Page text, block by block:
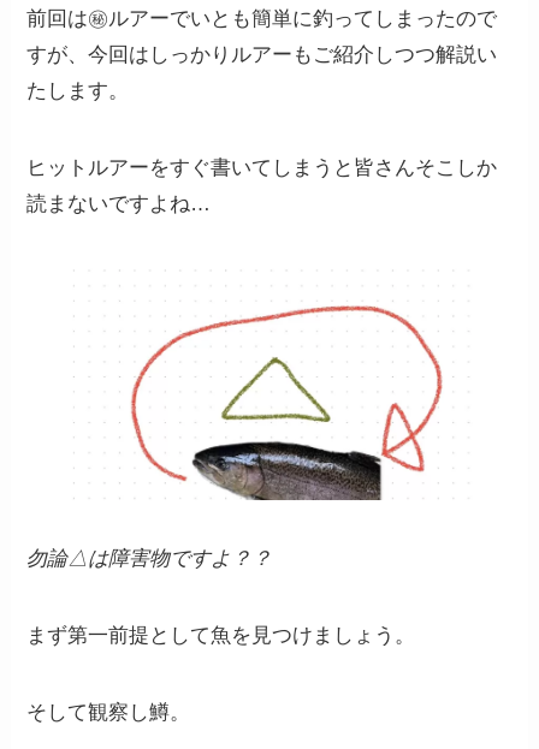
前回は㊙️ルアーでいとも簡単に釣ってしまったので
すが、今回はしっかりルアーもご紹介しつつ解説い
たします。
ヒットルアーをすぐ書いてしまうと皆さんそこしか
読まないですよね…
勿論△は障害物ですよ？？
まず第一前提として魚を見つけましょう。
そして観察し鱒。